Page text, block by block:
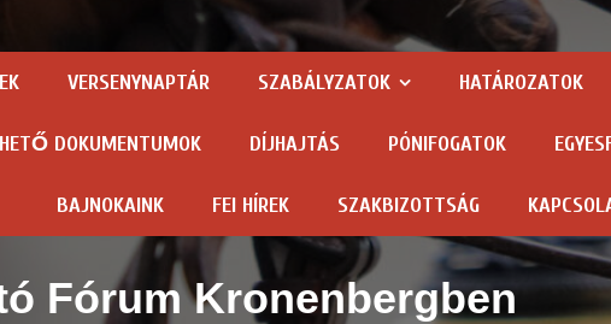
VERSENYNAPTÁR SZABÁLYZATOK HATÁROZATOK
DOKUMENTUMOK DÍJHAJTÁS PÓNIFOGATOK
BAJNOKAINK FEI HÍREK SZAKBIZOTTSÁG
Fórum Kronenbergben